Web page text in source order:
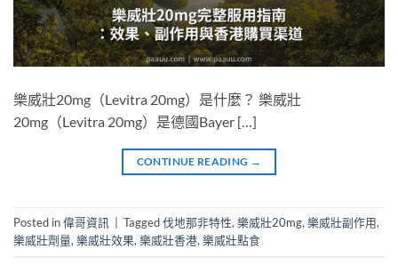
樂威壯20mg（Levitra 20mg）是什麼？ 樂威壯
20mg（Levitra 20mg）是德國Bayer […]
CONTINUE READING →
Posted in偉哥資訊 Tagged伐地那非特性,樂威壯20mg,樂威壯副作用,
樂威壯劑量,樂威壯效果,樂威壯香港,樂威壯點食